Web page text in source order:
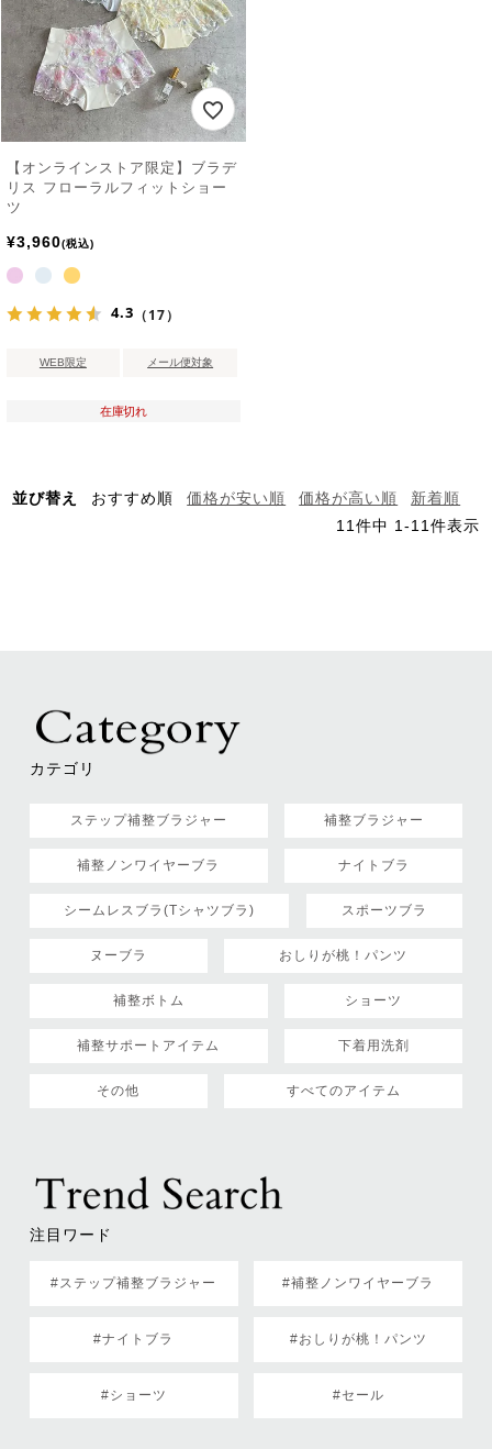
【オンラインストア限定】ブラデ
リス フローラルフィットショー
ツ
¥3,960 税込
4.3 （17）
WEB限定 メール便対象
在庫切れ
並び替え おすすめ順 価格が安い順 価格が高い順
新着順
11 件中 1 -11 件表示
カテゴリ
ステップ補整ブラジャー 補整ブラジャー
補整ノンワイヤーブラ ナイトブラ
シームレスブラ(Tシャツブラ) スポーツブラ
ヌーブラ おしりが桃！パンツ
補整ボトム ショーツ
補整サポートアイテム 下着用洗剤
その他 すべてのアイテム
注目ワード
#ステップ補整ブラジャー #補整ノンワイヤーブラ
#ナイトブラ #おしりが桃！パンツ
#ショーツ #セール